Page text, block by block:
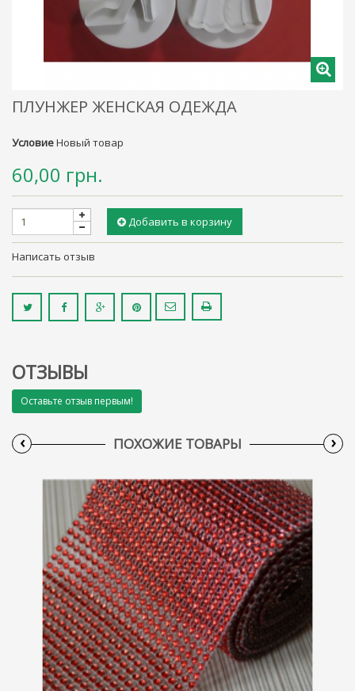
ПЛУНЖЕР ЖЕНСКАЯ ОДЕЖДА
УсловиеНовый товар
60,00 грн.
Добавить в корзину
Написать отзыв
ОТЗЫВЫ
Оставьте отзыв первым!
ПОХОЖИЕ ТОВАРЫ
‹ ›